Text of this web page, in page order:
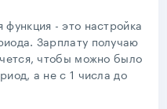
- это настройка
Зарплату получаю
чтобы можно было
а не с 1 числа до